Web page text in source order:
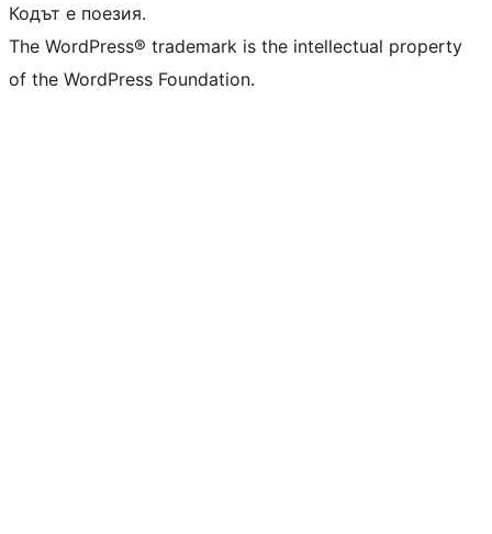
Кодът е поезия.
The WordPress® trademark is the intellectual property
of the WordPress Foundation.